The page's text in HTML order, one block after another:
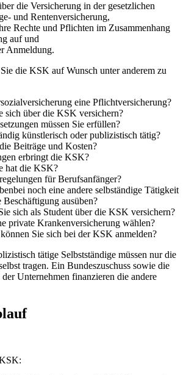
die Versicherung in der gesetzlichen
und Rentenversicherung,
Rechte und Pflichten im Zusammenhang
auf und
Anmeldung.
die KSK auf Wunsch unter anderem zu
eine Pflichtversicherung?
sich über die KSK versichern?
müssen Sie erfüllen?
künstlerisch oder publizistisch tätig?
Beiträge und Kosten?
erbringt die KSK?
hat die KSK?
für Berufsanfänger?
noch eine andere selbständige Tätigkeit
Beschäftigung ausüben?
sich als Student über die KSK versichern?
private Krankenversicherung wählen?
Sie sich bei der KSK anmelden?
tätige Selbstständige müssen nur die
tragen. Ein Bundeszuschuss sowie die
Unternehmen finanzieren die andere